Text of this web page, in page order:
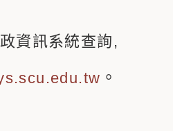
資訊系統查詢,
。